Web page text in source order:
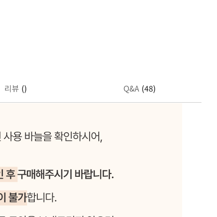
리뷰 () Q&A (48)